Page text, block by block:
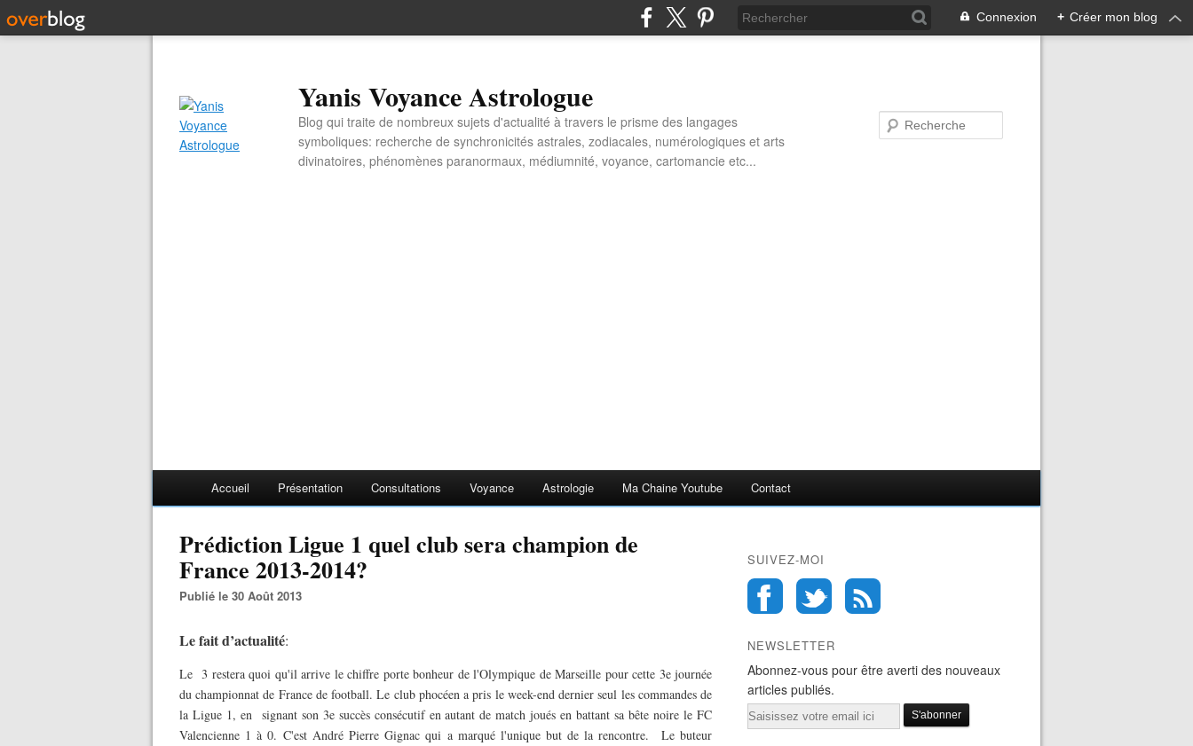
Connexion + Créer mon blog
Yanis Voyance Astrologue
Blog qui traite de nombreux sujets d'actualité à travers le prisme des langages
symboliques: recherche de synchronicités astrales, zodiacales, numérologiques et arts
divinatoires, phénomènes paranormaux, médiumnité, voyance, cartomancie etc...
Accueil Présentation Consultations Voyance Astrologie Ma Chaine Youtube Contact
Prédiction Ligue 1 quel club sera champion de
France 2013-2014?
Publié le 30 Août 2013
Le fait d’actualité:
Le 3 restera quoi qu'il arrive le chiffre porte bonheur de l'Olympique de Marseille pour cette 3e journée
du championnat de France de football. Le club phocéen a pris le week-end dernier seul les commandes de
la Ligue 1, en signant son 3e succès consécutif en autant de match joués en battant sa bête noire le FC
Valencienne 1 à 0. C'est André Pierre Gignac qui a marqué l'unique but de la rencontre. Le buteur
SUIVEZ-MOI
NEWSLETTER
Abonnez-vous pour être averti des nouveaux
articles publiés.
Email